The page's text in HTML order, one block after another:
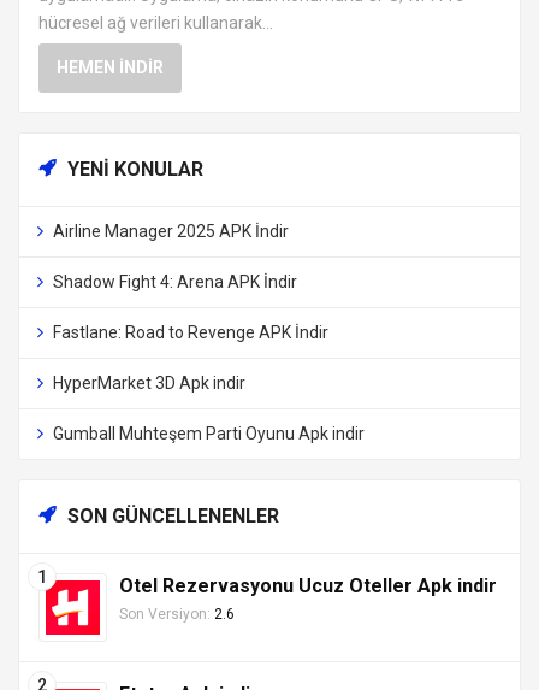
hücresel ağ verileri kullanarak...
HEMEN İNDIR
YENI KONULAR
Airline Manager 2025 APK İndir
Shadow Fight 4: Arena APK İndir
Fastlane: Road to Revenge APK İndir
HyperMarket 3D Apk indir
Gumball Muhteşem Parti Oyunu Apk indir
SON GÜNCELLENENLER
Otel Rezervasyonu Ucuz Oteller Apk indir
Son Versiyon: 2.6